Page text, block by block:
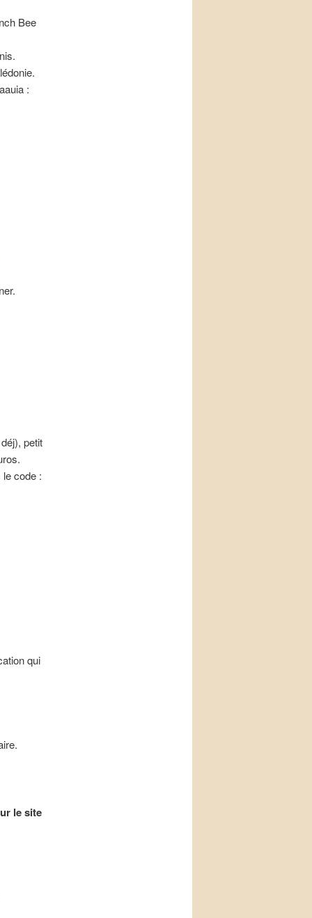
Bee
:
petit
code :
qui
le site